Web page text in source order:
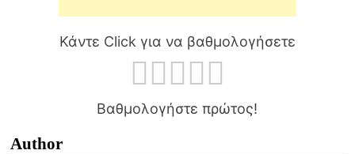
Κάντε Click για να βαθμολογήσετε
Βαθμολογήστε πρώτος!
Author